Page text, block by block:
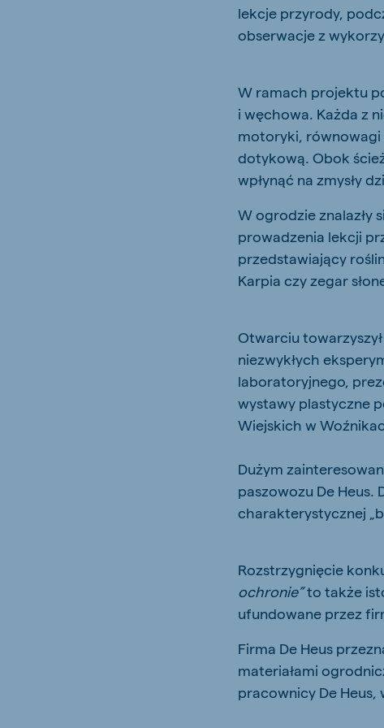
lekcje przyrody,
obserwacje z
W ramach projektu
i węchowa. Każda z
motoryki, równowagi
dotykową. Obok
wpłynąć na zmysły
W ogrodzie znalazły
prowadzenia lekcji
przedstawiający
Karpia czy zegar
Otwarciu
niezwykłych
laboratoryjnego,
wystawy plastyczne
Wiejskich w
Dużym
paszowozu De Heus.
charakterystycznej
Rozstrzygnięcie
ochronie”to także
ufundowane przez
Firma De Heus
materiałami
pracownicy De Heus,